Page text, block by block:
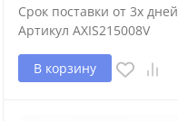
Срок поставки от 3х дней
Артикул AXIS215008V
В корзину